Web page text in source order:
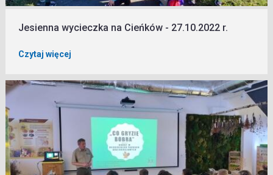
Jesienna wycieczka na Cieńków - 27.10.2022 r.
Czytaj więcej